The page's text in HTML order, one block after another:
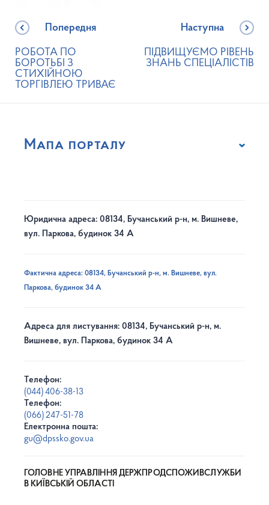
Попередня
РОБОТА ПО
БОРОТЬБІ З
СТИХІЙНОЮ
ТОРГІВЛЕЮ ТРИВАЄ
Наступна
ПІДВИЩУЄМО РІВЕНЬ
ЗНАНЬ СПЕЦІАЛІСТІВ
Мапа порталу
Юридична адреса: 08134, Бучанський р-н, м. Вишневе,
вул. Паркова, будинок 34 А
Фактична адреса: 08134, Бучанський р-н, м. Вишневе, вул.
Паркова, будинок 34 А
Адреса для листування: 08134, Бучанський р-н, м.
Вишневе, вул. Паркова, будинок 34 А
Телефон:
(044) 406-38-13
Телефон:
(066) 247-51-78
Електронна пошта:
gu@dpssko.gov.ua
ГОЛОВНЕ УПРАВЛІННЯ ДЕРЖПРОДСПОЖИВСЛУЖБИ
В КИЇВСЬКІЙ ОБЛАСТІ